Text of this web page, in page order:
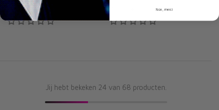
11,96 €
Jij hebt bekeken 24 van 68 producten.
Non, merci